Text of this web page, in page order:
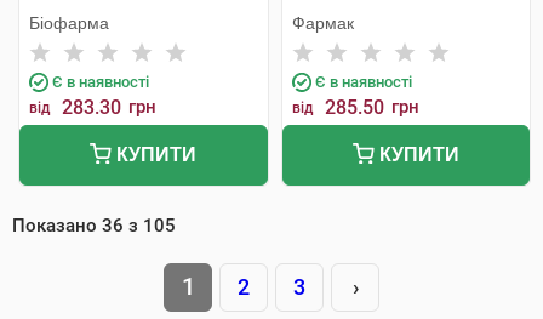
Біофарма
Є в наявності
від 283.30 грн
КУПИТИ
Фармак
Є в наявності
від 285.50 грн
КУПИТИ
Показано 36 з 105
1 2 3 ›